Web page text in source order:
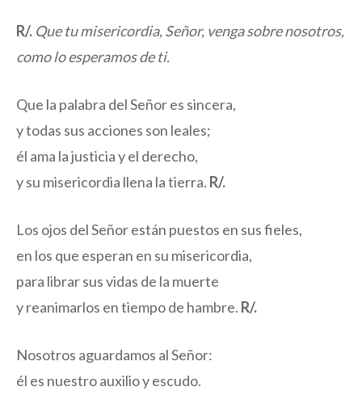
R/. Que tu misericordia, Señor, venga sobre nosotros,
como lo esperamos de ti.
Que la palabra del Señor es sincera,
y todas sus acciones son leales;
él ama la justicia y el derecho,
y su misericordia llena la tierra. R/.
Los ojos del Señor están puestos en sus fieles,
en los que esperan en su misericordia,
para librar sus vidas de la muerte
y reanimarlos en tiempo de hambre. R/.
Nosotros aguardamos al Señor:
él es nuestro auxilio y escudo.